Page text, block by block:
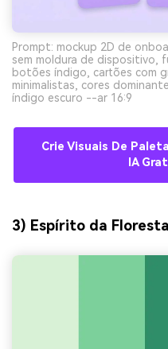
Prompt: mockup 2D de
sem moldura de dispositivo,
botões índigo, cartões com
minimalistas, cores
índigo escuro --ar 16:9
Crie Visuais De
IA
3) Espírito da Floresta